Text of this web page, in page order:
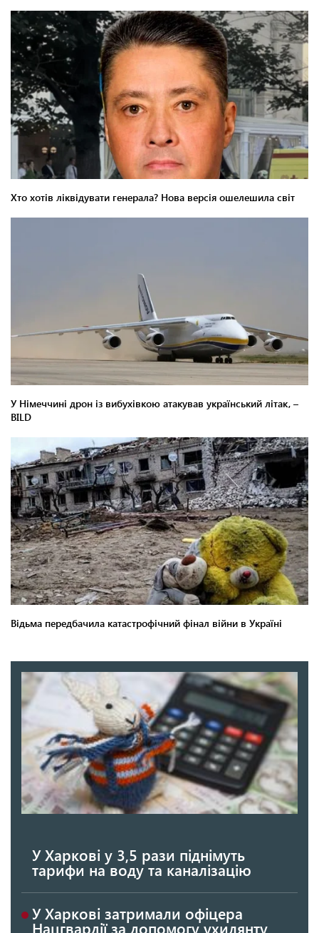
У Харкові у 3,5 рази піднімуть
тарифи на воду та каналізацію
У Харкові затримали офіцера
Нацгвардії за допомогу ухилянту